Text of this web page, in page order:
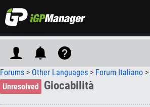
Forums > Other Languages > Forum Italiano >
Unresolved
Giocabilità